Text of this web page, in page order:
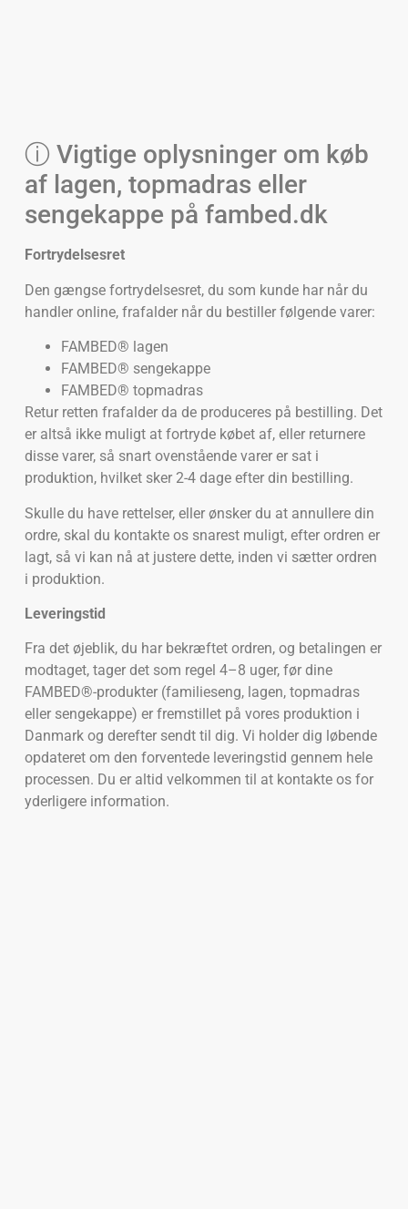
ⓘ Vigtige oplysninger om køb
af lagen, topmadras eller
sengekappe på fambed.dk
Fortrydelsesret
Den gængse fortrydelsesret, du som kunde har når du
handler online, frafalder når du bestiller følgende varer:
FAMBED® lagen
FAMBED® sengekappe
FAMBED® topmadras
Retur retten frafalder da de produceres på bestilling. Det
er altså ikke muligt at fortryde købet af, eller returnere
disse varer, så snart ovenstående varer er sat i
produktion, hvilket sker 2-4 dage efter din bestilling.
Skulle du have rettelser, eller ønsker du at annullere din
ordre, skal du kontakte os snarest muligt, efter ordren er
lagt, så vi kan nå at justere dette, inden vi sætter ordren
i produktion.
Leveringstid
Fra det øjeblik, du har bekræftet ordren, og betalingen er
modtaget, tager det som regel 4–8 uger, før dine
FAMBED®-produkter (familieseng, lagen, topmadras
eller sengekappe) er fremstillet på vores produktion i
Danmark og derefter sendt til dig. Vi holder dig løbende
opdateret om den forventede leveringstid gennem hele
processen. Du er altid velkommen til at kontakte os for
yderligere information.